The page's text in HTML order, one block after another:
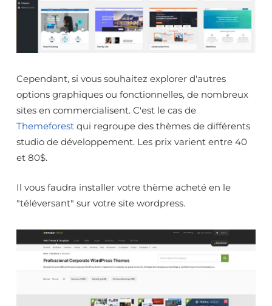
Cependant, si vous souhaitez explorer d'autres
options graphiques ou fonctionnelles, de nombreux
sites en commercialisent. C'est le cas de
Themeforest qui regroupe des thèmes de différents
studio de développement. Les prix varient entre 40
et 80$.
Il vous faudra installer votre thème acheté en le
"téléversant" sur votre site wordpress.